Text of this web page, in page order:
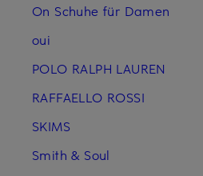
On Schuhe für Damen
oui
POLO RALPH LAUREN
RAFFAELLO ROSSI
SKIMS
Smith & Soul